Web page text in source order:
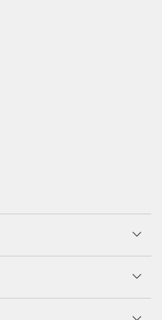
вместе с